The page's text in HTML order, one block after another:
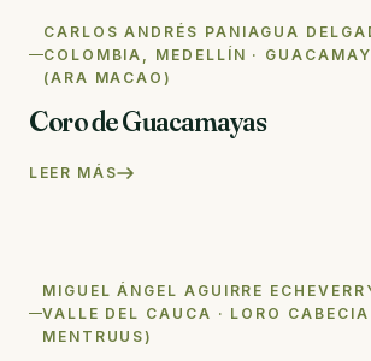
Notas de campo · hace 2 semanas
VIDEO
El video de la liberación de las
Nuevo video · hace 3 semanas
CARLOS ANDRÉS PANIAGUA
COLOMBIA, MEDELLÍN ·
(ARA MACAO)
Coro de Guacamayas
LEER MÁS
MIGUEL ÁNGEL AGUIRRE
VALLE DEL CAUCA · LORO
MENTRUUS)